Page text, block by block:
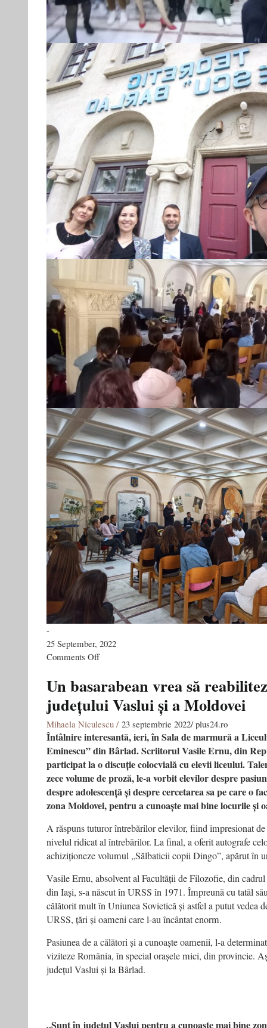
-
25 September, 2022
Comments Offon
să
examenul
Liceul
Mihai
Eminescu
din
Un basarabean vrea să
județului Vaslui și a Moldovei
Mihaela Niculescu / 23 septembrie 2022/ plus24.ro
Întâlnire interesantă, ieri, în Sala de marmură a
Eminescu” din Bârlad. Scriitorul Vasile Ernu, din
participat la o discuție colocvială cu elevii liceului.
zece volume de proză, le-a vorbit elevilor despre
despre adolescență și despre cercetarea sa pe care o
zona Moldovei, pentru a cunoaște mai bine locurile și
A răspuns tuturor întrebărilor elevilor, fiind impresionat de
nivelul ridicat al întrebărilor. La final, a oferit autografe
achiziționeze volumul „Sălbaticii copii Dingo”, apărut în
Vasile Ernu, absolvent al Facultății de Filozofie, din
din Iași, s-a născut în URSS în 1971. Împreună cu tatăl
călătorit mult în Uniunea Sovietică și astfel a putut vedea
URSS, țări și oameni care l-au încântat enorm.
Pasiunea de a călători și a cunoaște oamenii, l-a
viziteze România, în special orașele mici, din provincie.
județul Vaslui și la Bârlad.
„Sunt în județul Vaslui pentru a cunoaște mai bine